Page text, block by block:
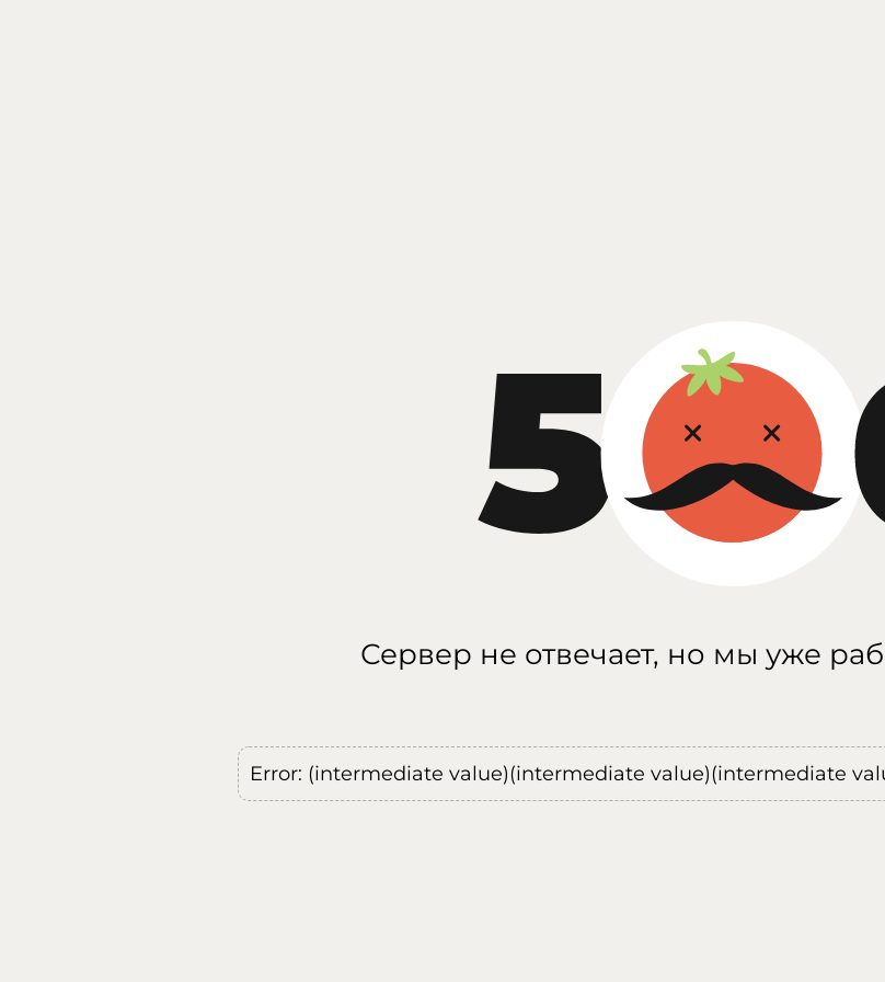
Сервер не отвечает, но мы уже
Error: (intermediate value)(intermediate value)(intermediate